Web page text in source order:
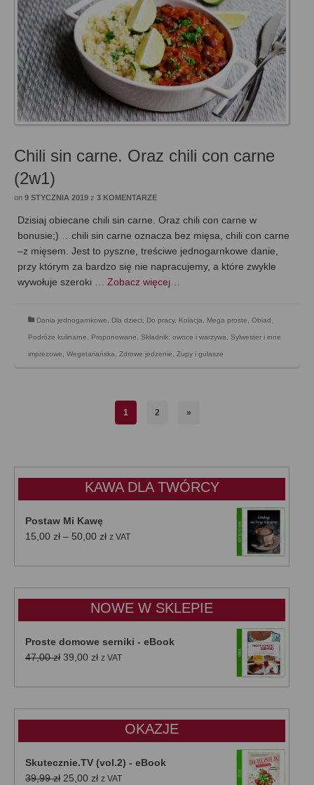
Chili sin carne. Oraz chili con carne
(2w1)
on 9 STYCZNIA 2019 z 3 KOMENTARZE
Dzisiaj obiecane chili sin carne. Oraz chili con carne w
bonusie;) …chili sin carne oznacza bez mięsa, chili con carne
–z mięsem. Jest to pyszne, treściwe jednogarnkowe danie,
przy którym za bardzo się nie napracujemy, a które zwykle
wywołuje szeroki … Zobacz więcej…
Dania jednogarnkowe Dla dzieci Do pracy, Kolacja Mega proste Obiad
Podróże kulinarne Proponowane Składnik: owoce i warzywa Sylwester i inne
imprezowe Wegetariańska Zdrowe jedzenie Zupy i gulasze
1 2 »
KAWA DLA TWÓRCY
Postaw Mi Kawę
15,00 zł – 50,00 złZakres
od
do
50,00 zł
z VAT
NOWE W SKLEPIE
Proste domowe serniki - eBook
47,00zł Pierwotna
wynosiła:
39,00 złAktualna
wynosi:
z VAT
OKAZJE
Skutecznie.TV (vol.2) - eBook
39,99zł Pierwotna
25,00 złAktualna
z VAT